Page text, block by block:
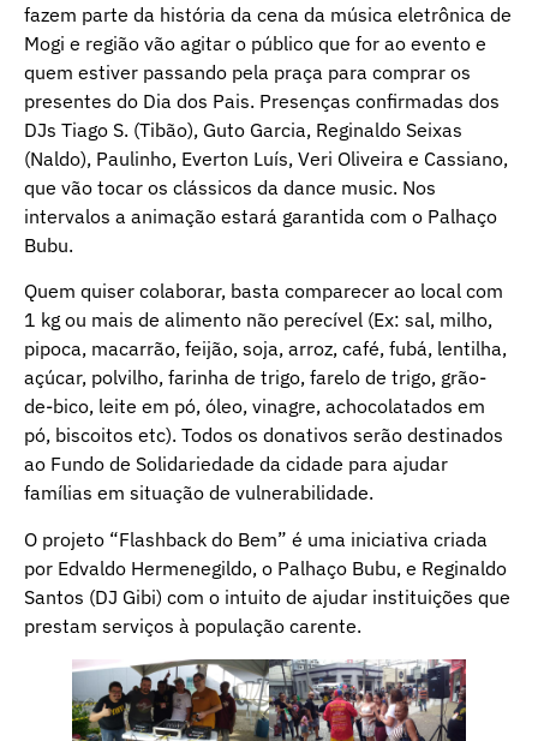
fazem parte da história da cena da música eletrônica de
Mogi e região vão agitar o público que for ao evento e
quem estiver passando pela praça para comprar os
presentes do Dia dos Pais. Presenças confirmadas dos
DJs Tiago S. (Tibão), Guto Garcia, Reginaldo Seixas
(Naldo), Paulinho, Everton Luís, Veri Oliveira e Cassiano,
que vão tocar os clássicos da dance music. Nos
intervalos a animação estará garantida com o Palhaço
Bubu.
Quem quiser colaborar, basta comparecer ao local com
1 kg ou mais de alimento não perecível (Ex: sal, milho,
pipoca, macarrão, feijão, soja, arroz, café, fubá, lentilha,
açúcar, polvilho, farinha de trigo, farelo de trigo, grão-
de-bico, leite em pó, óleo, vinagre, achocolatados em
pó, biscoitos etc). Todos os donativos serão destinados
ao Fundo de Solidariedade da cidade para ajudar
famílias em situação de vulnerabilidade.
O projeto “Flashback do Bem” é uma iniciativa criada
por Edvaldo Hermenegildo, o Palhaço Bubu, e Reginaldo
Santos (DJ Gibi) com o intuito de ajudar instituições que
prestam serviços à população carente.